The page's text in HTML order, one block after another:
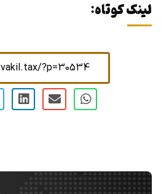
لینک کوتاه:
?p=30534